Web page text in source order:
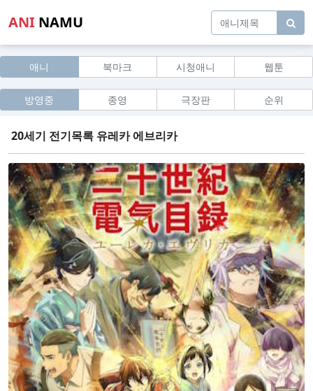
ANI NAMU
애니 북마크 시청애니 웹툰
방영중 종영 극장판 순위
20세기 전기목록 유레카 에브리카